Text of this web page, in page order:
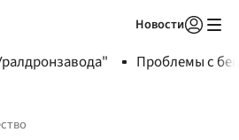
Новости
Проблемы с